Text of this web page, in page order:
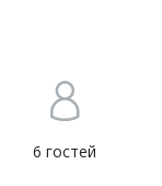
6 гостей